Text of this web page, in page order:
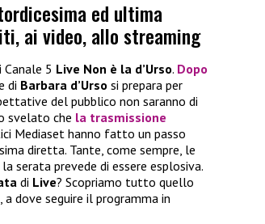
ed ultima
ai video, allo streaming
5 Live Non è la d’Urso. Dopo
di Barbara d’Urso si prepara per
del pubblico non saranno di
svelato che la trasmissione
Mediaset hanno fatto un passo
diretta. Tante, come sempre, le
serata prevede di essere esplosiva.
di Live? Scopriamo tutto quello
, a dove seguire il programma in